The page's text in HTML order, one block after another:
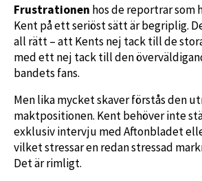
Frustrationen hos de reportrar som
Kent på ett seriöst sätt är begriplig.
all rätt – att Kents nej tack till de
med ett nej tack till den
bandets fans.
Men lika mycket skaver förstås den
maktpositionen. Kent behöver inte
exklusiv intervju med Aftonbladet
vilket stressar en redan stressad
Det är rimligt.